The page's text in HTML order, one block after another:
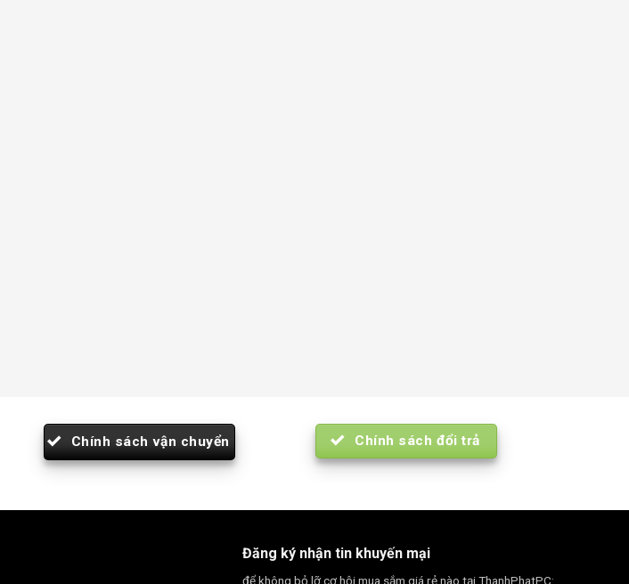
Chính sách vận chuyển Chính sách đổi trả
Đăng ký nhận tin khuyến mại
để không bỏ lỡ cơ hội mua sắm giá rẻ nào tại ThanhPhatPC: